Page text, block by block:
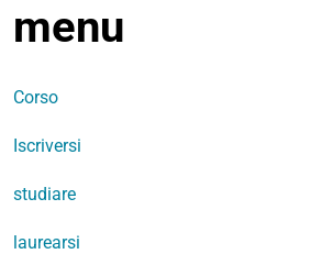
menu
Corso
Iscriversi
studiare
laurearsi